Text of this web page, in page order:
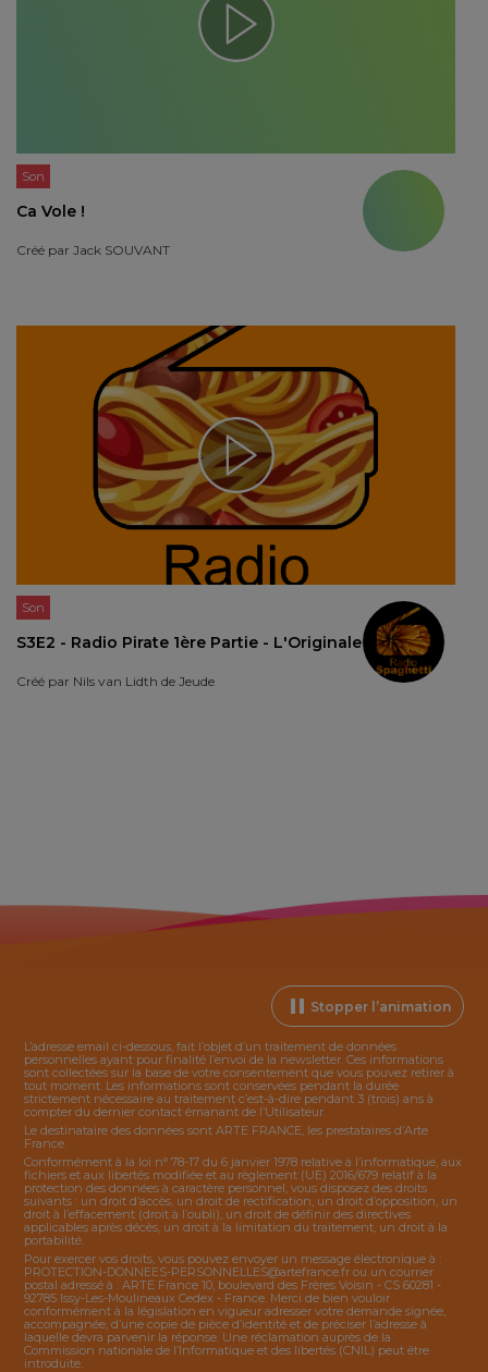
Son
Ca Vole !
Créé par Jack SOUVANT
Son
S3E2 - Radio Pirate 1ère Partie - L'Originale
Créé par Nils van Lidth de Jeude
Stopper l’animation
L’adresse email ci-dessous, fait l’objet d’un traitement de données
personnelles ayant pour finalité l’envoi de la newsletter. Ces informations
sont collectées sur la base de votre consentement que vous pouvez retirer à
tout moment. Les informations sont conservées pendant la durée
strictement nécessaire au traitement c’est-à-dire pendant 3 (trois) ans à
compter du dernier contact émanant de l’Utilisateur.
Le destinataire des données sont ARTE FRANCE, les prestataires d’Arte
France.
Conformément à la loi n° 78-17 du 6 janvier 1978 relative à l’informatique, aux
fichiers et aux libertés modifiée et au règlement (UE) 2016/679 relatif à la
protection des données à caractère personnel, vous disposez des droits
suivants : un droit d’accès, un droit de rectification, un droit d’opposition, un
droit à l’effacement (droit à l’oubli), un droit de définir des directives
applicables après décès, un droit à la limitation du traitement, un droit à la
portabilité.
Pour exercer vos droits, vous pouvez envoyer un message électronique à :
PROTECTION-DONNEES-PERSONNELLES@artefrance.fr ou un courrier
postal adressé à : ARTE France 10, boulevard des Frères Voisin - CS 60281 -
92785 Issy-Les-Moulineaux Cedex - France. Merci de bien vouloir
conformément à la législation en vigueur adresser votre demande signée,
accompagnée, d’une copie de pièce d’identité et de préciser l’adresse à
laquelle devra parvenir la réponse. Une réclamation auprès de la
Commission nationale de l’Informatique et des libertés (CNIL) peut être
introduite.